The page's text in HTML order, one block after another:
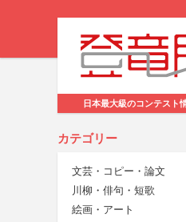
日本最大級のコンテスト
カテゴリー
文芸・コピー・論文
川柳・俳句・短歌
絵画・アート